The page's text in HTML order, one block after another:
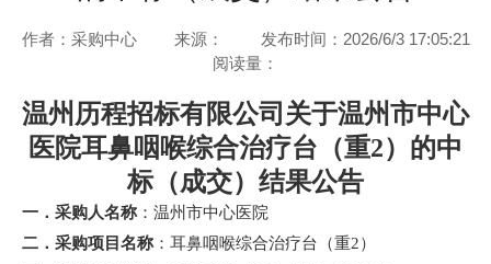
作者：采购中心 来源：
发布时间：2026/6/3 17:05:21
阅读量：
温州历程招标有限公司关于温州市中心
医院耳鼻咽喉综合治疗台（重2） 的中
标（成交）结果公告
一．采购人名称： 温州市中心医院
二．采购项目名称： 耳鼻咽喉综合治疗台（重2）